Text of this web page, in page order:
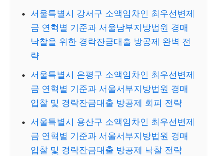
서울특별시 강서구 소액임차인 최우선변제
금 연혁별 기준과 서울남부지방법원 경매
낙찰을 위한 경락잔금대출 방공제 완벽 전
략
서울특별시 은평구 소액임차인 최우선변제
금 연혁별 기준과 서울서부지방법원 경매
입찰 및 경락잔금대출 방공제 회피 전략
서울특별시 용산구 소액임차인 최우선변제
금 연혁별 기준과 서울서부지방법원 경매
입찰 및 경락잔금대출 방공제 낙찰 전략